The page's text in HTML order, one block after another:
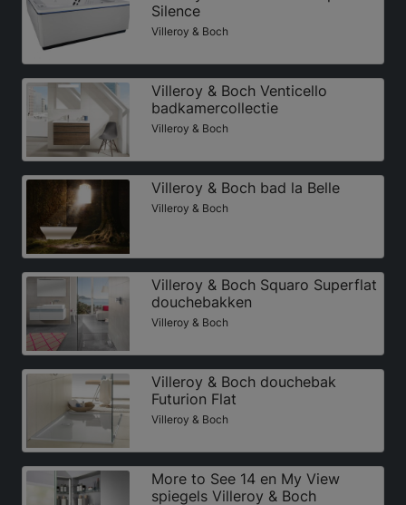
Silence
Villeroy & Boch
Villeroy & Boch Venticello
badkamercollectie
Villeroy & Boch
Villeroy & Boch bad la Belle
Villeroy & Boch
Villeroy & Boch Squaro Superflat
douchebakken
Villeroy & Boch
Villeroy & Boch douchebak
Futurion Flat
Villeroy & Boch
More to See 14 en My View
spiegels Villeroy & Boch